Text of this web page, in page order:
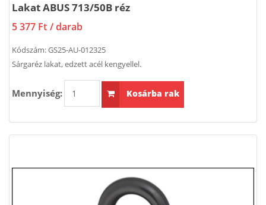
Lakat ABUS 713/50B réz
5 377 Ft / darab
Kódszám:GS25-AU-012325
Sárgaréz lakat, edzett acél kengyellel.
Mennyiség: Kosárba rak